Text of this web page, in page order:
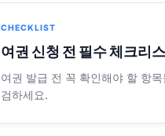
CHECKLIST
여권 신청 전 필수 체크리
여권 발급 전 꼭 확인해야 할 항
검하세요.